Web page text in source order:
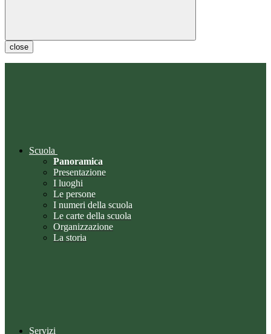
close
Scuola
Panoramica
Presentazione
I luoghi
Le persone
I numeri della scuola
Le carte della scuola
Organizzazione
La storia
Servizi